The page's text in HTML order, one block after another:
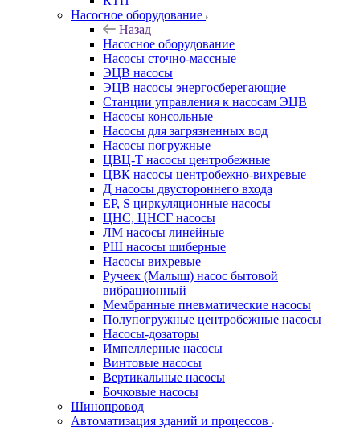
Насосное оборудование
Назад
Насосное оборудование
Насосы сточно-массные
ЭЦВ насосы
ЭЦВ насосы энергосберегающие
Станции управления к насосам ЭЦВ
Насосы консольные
Насосы для загрязненных вод
Насосы погружные
ЦВЦ-Т насосы центробежные
ЦВК насосы центробежно-вихревые
Д насосы двустороннего входа
EP, S циркуляционные насосы
ЦНС, ЦНСГ насосы
ЛМ насосы линейные
РШ насосы шиберные
Насосы вихревые
Ручеек (Малыш) насос бытовой
вибрационный
Мембранные пневматические насосы
Полупогружные центробежные насосы
Насосы-дозаторы
Импеллерные насосы
Винтовые насосы
Вертикальные насосы
Бочковые насосы
Шинопровод
Автоматизация зданий и процессов